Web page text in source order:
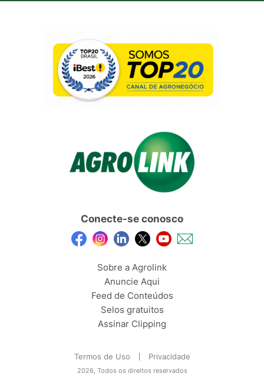
Conecte-se conosco
Sobre a Agrolink
Anuncie Aqui
Feed de Conteúdos
Selos gratuitos
Assinar Clipping
Termos de Uso Privacidade
2026, Todos os direitos reservados